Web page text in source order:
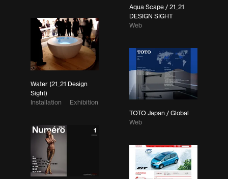
Aqua Scape / 21_21
DESIGN SIGHT
Web
Water (21_21 Design
Sight)
Installation
Exhibition
TOTO Japan / Global
Web